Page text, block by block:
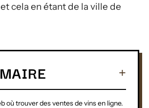
cela en étant de la ville de
où trouver des ventes de vins en ligne.